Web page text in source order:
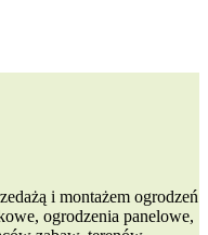
i montażem ogrodzeń
ogrodzenia panelowe,